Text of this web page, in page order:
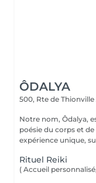
ÔDALYA
500, Rte de Thionville
Notre nom, Ôdalya,
poésie du corps et
expérience unique,
Rituel Reiki